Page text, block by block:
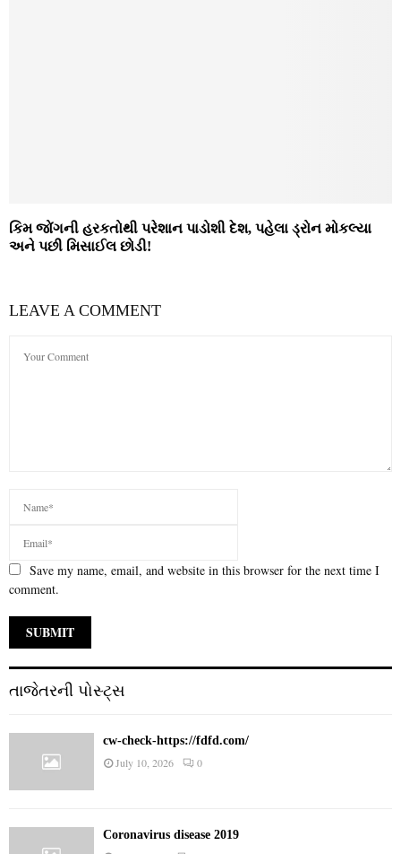
કિમ જોંગની હરકતોથી પરેશાન પાડોશી દેશ, પહેલા ડ્રોન મોકલ્યા
અને પછી મિસાઈલ છોડી!
LEAVE A COMMENT
Save my name, email, and website in this browser for the next time I
comment.
તાજેતરની પોસ્ટ્સ
cw-check-https://fdfd.com/
July 10, 2026 0
Coronavirus disease 2019